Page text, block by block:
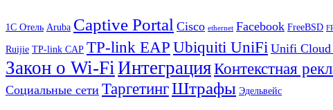
1С Отель Aruba Captive Portal Cisco ethernet Facebook FreeBSD
Ruijie TP-link CAP TP-link EAP Ubiquiti UniFi Unifi Cloud
Закон о Wi-FiИнтеграцияКонтекстная
Социальные сети ТаргетингШтрафы Эдельвейс